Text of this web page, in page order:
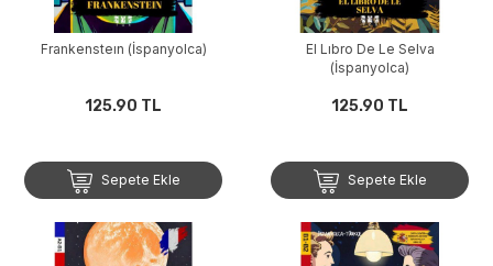
Frankensteın (İspanyolca)
125.90 TL
Sepete Ekle
El Lıbro De Le Selva
(İspanyolca)
125.90 TL
Sepete Ekle